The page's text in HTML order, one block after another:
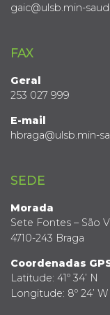
gaic@ulsb.min-
FAX
Geral
253 027 999
E-mail
hbraga@ulsb.min-
SEDE
Morada
Sete Fontes – São
4710-243 Braga
Coordenadas
Latitude: 41º 34’ N
Longitude: 8º 24’ W